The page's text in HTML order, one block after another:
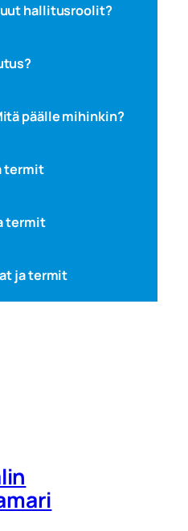
hallitusroolit?
päälle mihinkin?
termit
termit
ja termit